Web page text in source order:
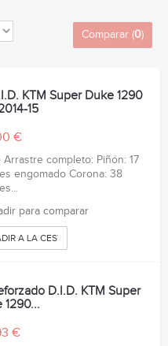
Comparar (0)
KTM Super Duke 1290
15
€
Arrastre completo: Piñón: 17
engomado Corona: 38
para comparar
A LA CESTA
D.I.D. KTM Super
1290...
€